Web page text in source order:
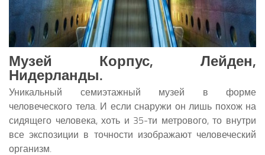
Музей Корпус, Лейден,
Нидерланды.
Уникальный семиэтажный музей в форме
человеческого тела. И если снаружи он лишь похож на
сидящего человека, хоть и 35-ти метрового, то внутри
все экспозиции в точности изображают человеческий
организм.